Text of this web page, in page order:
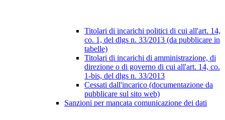
Titolari di incarichi politici di cui all'art. 14,
co. 1, del dlgs n. 33/2013 (da pubblicare in
tabelle)
Titolari di incarichi di amministrazione, di
direzione o di governo di cui all'art. 14, co.
1-bis, del dlgs n. 33/2013
Cessati dall'incarico (documentazione da
pubblicare sul sito web)
Sanzioni per mancata comunicazione dei dati